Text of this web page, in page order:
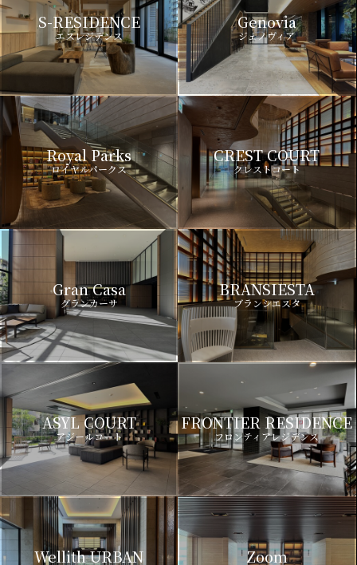
S-RESIDENCE
エスレジデンス
Genovia
ジェノヴィア
Royal Parks
ロイヤルパークス
CREST COURT
クレストコート
Gran Casa
グランカーサ
BRANSIESTA
ブランシエスタ
ASYL COURT
アジールコート
FRONTIER RESIDENCE
フロンティアレジデンス
Wellith URBAN Zoom